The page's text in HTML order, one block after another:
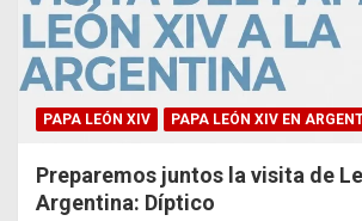
PAPA LEÓN XIV PAPA LEÓN XIV EN
Preparemos juntos la visita de
Argentina: Díptico